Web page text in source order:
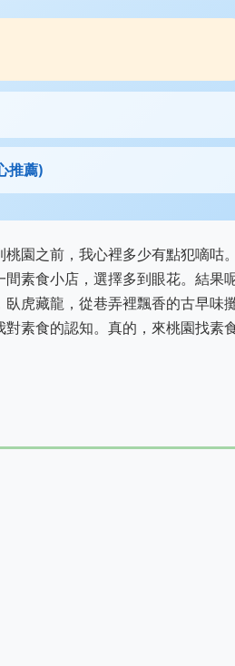
推薦)
園之前，我心裡多少有點犯嘀咕
素食小店，選擇多到眼花。結果
虎藏龍，從巷弄裡飄香的古早味
素食的認知。真的，來桃園找素